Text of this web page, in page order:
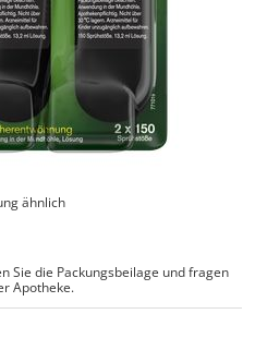
ähnlich
Sie die Packungsbeilage und fragen
Apotheke.